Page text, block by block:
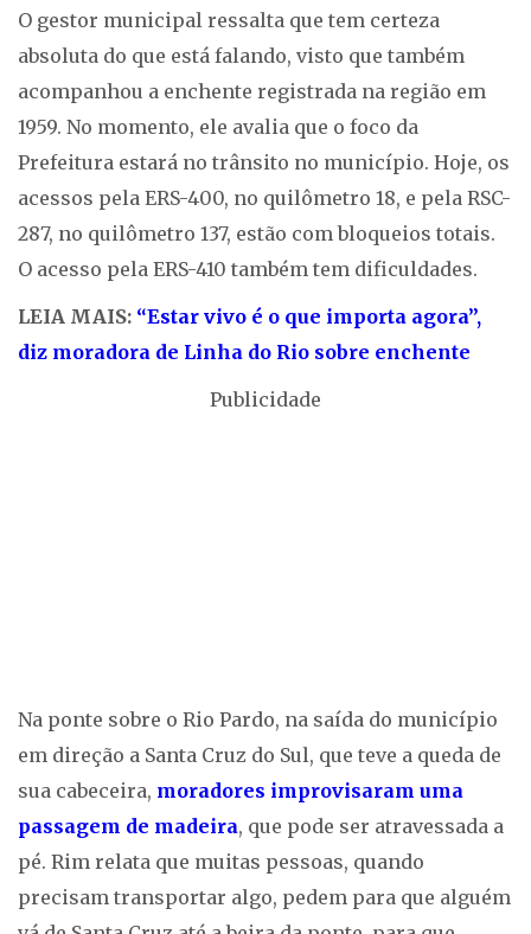
O gestor municipal ressalta que tem certeza
absoluta do que está falando, visto que também
acompanhou a enchente registrada na região em
1959. No momento, ele avalia que o foco da
Prefeitura estará no trânsito no município. Hoje, os
acessos pela ERS-400, no quilômetro 18, e pela RSC-
287, no quilômetro 137, estão com bloqueios totais.
O acesso pela ERS-410 também tem dificuldades.
LEIA MAIS: “Estar vivo é o que importa agora”,
diz moradora de Linha do Rio sobre enchente
Publicidade
Na ponte sobre o Rio Pardo, na saída do município
em direção a Santa Cruz do Sul, que teve a queda de
sua cabeceira, moradores improvisaram uma
passagem de madeira, que pode ser atravessada a
pé. Rim relata que muitas pessoas, quando
precisam transportar algo, pedem para que alguém